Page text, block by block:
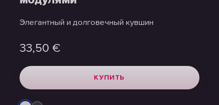
Элегантный и долговечный кувшин
33,50 €
КУПИТЬ
Элегантный и долговечный кувшин
33,50 €
КУПИТЬ
Элегантный и долговечный кувшин
33,50 €
КУПИТЬ